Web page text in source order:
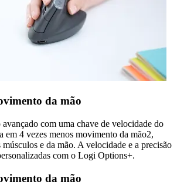
da mão
com uma chave de velocidade do
em 4 vezes menos movimento da mão2,
e da mão. A velocidade e a precisão
com o Logi Options+.
da mão